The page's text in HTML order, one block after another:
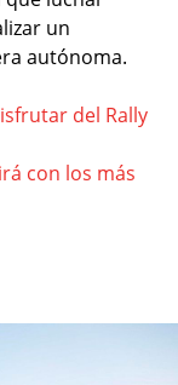
un
autónoma.
del Rally
con los más